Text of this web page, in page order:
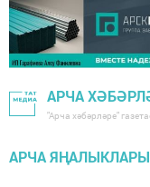
АРЧА
"Арча хәбәрләре"
АРЧА ЯҢАЛЫКЛАРЫ